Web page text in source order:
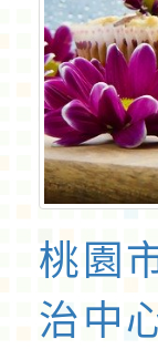
桃園
治中